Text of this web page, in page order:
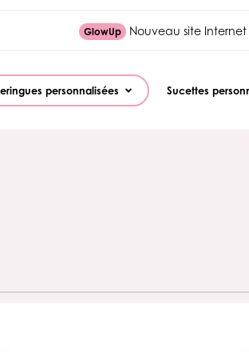
GlowUp Nouveau site
personnalisées Sucettes